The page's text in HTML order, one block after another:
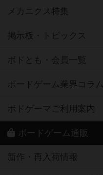
メカニクス特集
掲示板・トピックス
ボドとも・会員一覧
ボードゲーム業界コラム
ボドゲーマご利用案内
ボードゲーム通販
新作・再入荷情報